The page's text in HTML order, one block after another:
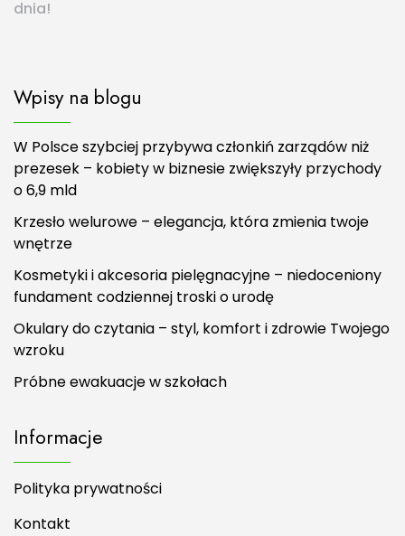
dnia!
Wpisy na blogu
W Polsce szybciej przybywa członkiń zarządów niż
prezesek – kobiety w biznesie zwiększyły przychody
o 6,9 mld
Krzesło welurowe – elegancja, która zmienia twoje
wnętrze
Kosmetyki i akcesoria pielęgnacyjne – niedoceniony
fundament codziennej troski o urodę
Okulary do czytania – styl, komfort i zdrowie Twojego
wzroku
Próbne ewakuacje w szkołach
Informacje
Polityka prywatności
Kontakt